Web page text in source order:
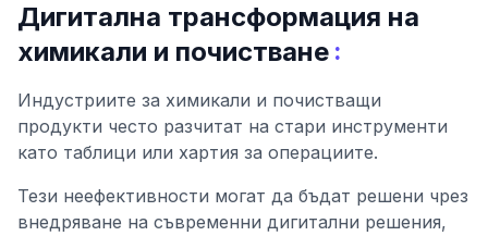
Дигитална трансформация на
химикали и почистване :
Индустриите за химикали и почистващи
продукти често разчитат на стари инструменти
като таблици или хартия за операциите.
Тези неефективности могат да бъдат решени чрез
внедряване на съвременни дигитални решения,